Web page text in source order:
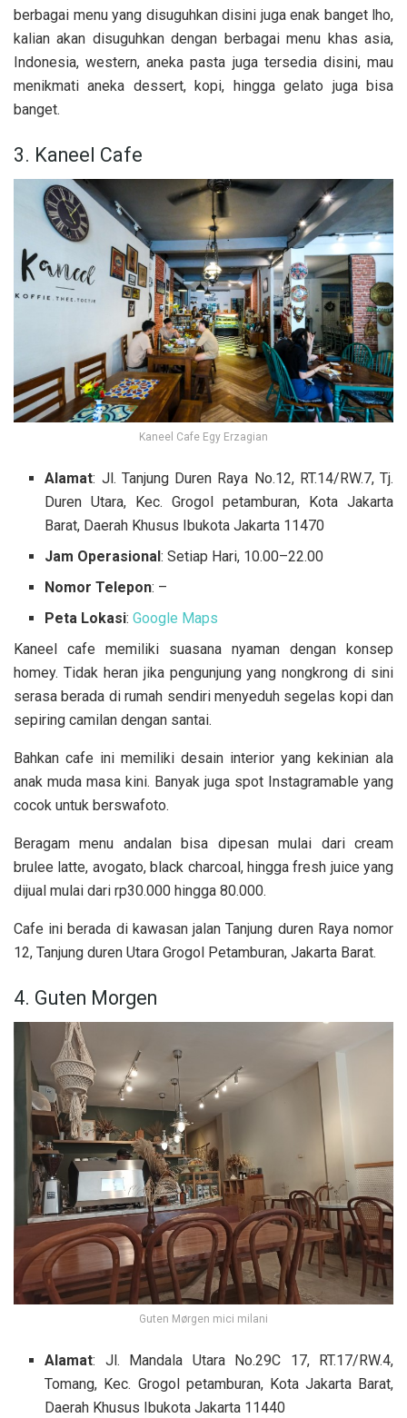
berbagai menu yang disuguhkan disini juga enak banget lho,
kalian akan disuguhkan dengan berbagai menu khas asia,
Indonesia, western, aneka pasta juga tersedia disini, mau
menikmati aneka dessert, kopi, hingga gelato juga bisa
banget.
3. Kaneel Cafe
Kaneel Cafe Egy Erzagian
Alamat: Jl. Tanjung Duren Raya No.12, RT.14/RW.7, Tj.
Duren Utara, Kec. Grogol petamburan, Kota Jakarta
Barat, Daerah Khusus Ibukota Jakarta 11470
Jam Operasional: Setiap Hari, 10.00–22.00
Nomor Telepon: –
Peta Lokasi:Google Maps
Kaneel cafe memiliki suasana nyaman dengan konsep
homey. Tidak heran jika pengunjung yang nongkrong di sini
serasa berada di rumah sendiri menyeduh segelas kopi dan
sepiring camilan dengan santai.
Bahkan cafe ini memiliki desain interior yang kekinian ala
anak muda masa kini. Banyak juga spot Instagramable yang
cocok untuk berswafoto.
Beragam menu andalan bisa dipesan mulai dari cream
brulee latte, avogato, black charcoal, hingga fresh juice yang
dijual mulai dari rp30.000 hingga 80.000.
Cafe ini berada di kawasan jalan Tanjung duren Raya nomor
12, Tanjung duren Utara Grogol Petamburan, Jakarta Barat.
4. Guten Morgen
Guten Mørgen mici milani
Alamat: Jl. Mandala Utara No.29C 17, RT.17/RW.4,
Tomang, Kec. Grogol petamburan, Kota Jakarta Barat,
Daerah Khusus Ibukota Jakarta 11440